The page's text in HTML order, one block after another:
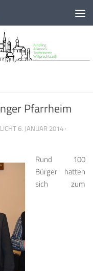
Pfarrheim
6. JANUAR 2014 ·
Rund 100
Bürger hatten
sich zum